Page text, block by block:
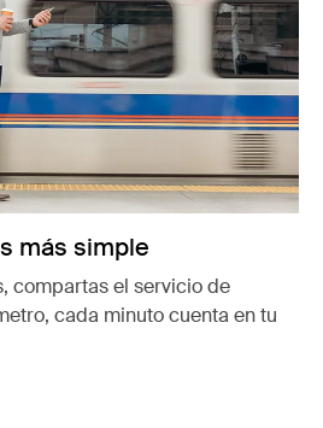
más simple
compartas el servicio de
cada minuto cuenta en tu
nueva pestaña